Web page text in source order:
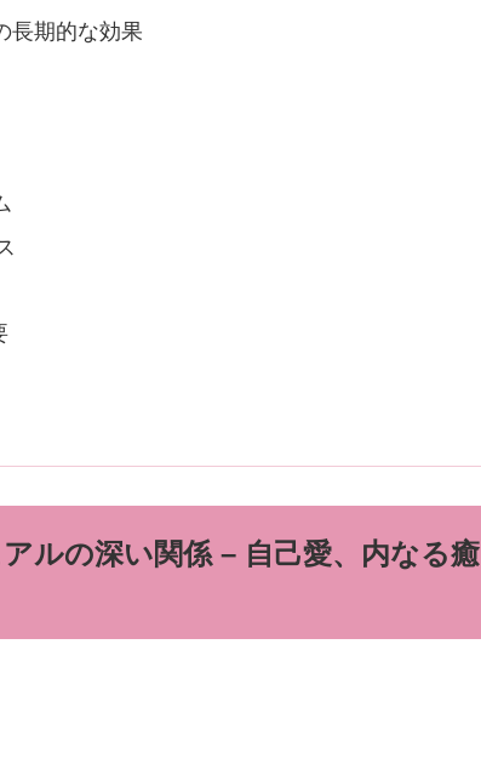
長期的な効果
ルの深い関係 – 自己愛、内なる癒